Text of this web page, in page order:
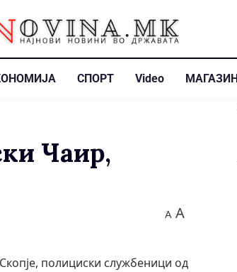
СПОРТ Video МАГАЗИН
Чаир,
A A
полициски службеници од